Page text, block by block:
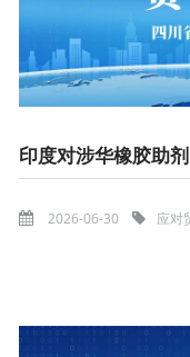
印度对涉华橡胶助
2026-06-30 应对